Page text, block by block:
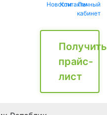
НовостиКонтактыЛичный
кабинет
Получить
прайс-
лист